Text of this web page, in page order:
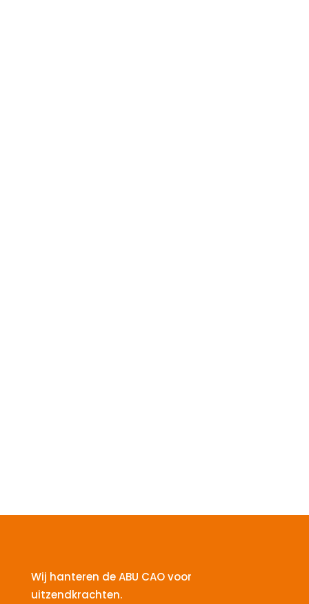
Wij hanteren de ABU CAO voor
uitzendkrachten.